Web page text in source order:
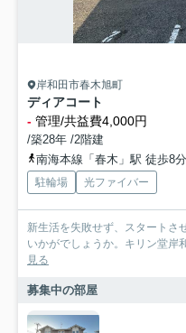
岸和田市春木旭町
ディアコート
- 管理/共益費4,000円
/築28年 /2階建
南海本線「春木」駅 徒歩8分
駐輪場 光ファイバー
新生活を失敗せず、スタートさ
いかがでしょうか。キリン堂岸
見る
募集中の部屋